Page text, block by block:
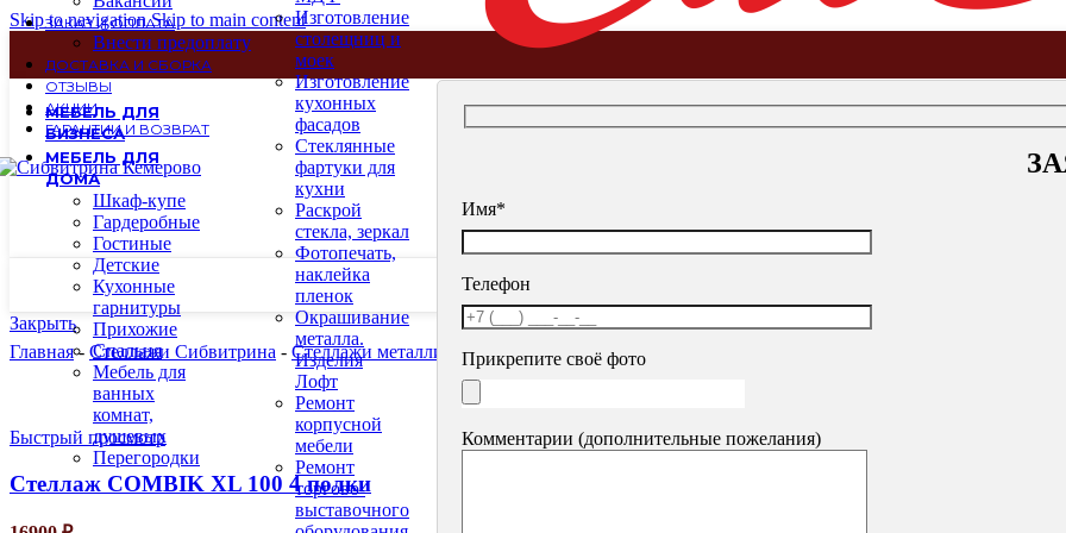
Skip to navigationSkip to main content
ЗАКАЗ И ОПЛАТА
Внести предоплату
ДОСТАВКА И СБОРКА
ОТЗЫВЫ
АКЦИИ
ГАРАНТИИ И ВОЗВРАТ
МЕБЕЛЬ ДЛЯ
БИЗНЕСА
МЕБЕЛЬ ДЛЯ
ДОМА
Шкаф-купе
Гардеробные
Гостиные
Детские
Кухонные
гарнитуры
Прихожие
Спальня
Мебель для
ванных
комнат,
душевых
Перегородки
Изготовление
столещниц и
моек
Изготовление
кухонных
фасадов
Стеклянные
фартуки для
кухни
Раскрой
стекла, зеркал
Фотопечать,
наклейка
пленок
Окрашивание
металла.
Изделия
Лофт
Ремонт
корпусной
мебели
Ремонт
торгово-
выставочного
Имя*
Телефон
Прикрепите своё фото
Комментарии (дополнительные пожелания)
Закрыть
Главная- Стеллажи Сибвитрина - Стеллажи металлические-Стеллажи для дома
Быстрый просмотр
Стеллаж COMBIK XL 100 4 полки